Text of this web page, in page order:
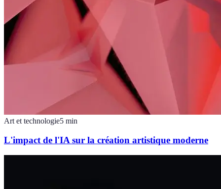
Art et technologie5 min
L'impact de l'IA sur la création artistique moderne